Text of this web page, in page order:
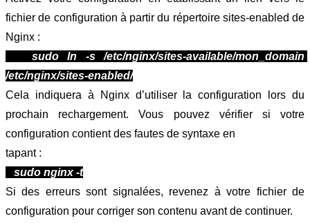
fichier de configuration à partir du répertoire sites-enabled de
Nginx :
sudo ln -s /etc/nginx/sites-available/mon_domain
/etc/nginx/sites-enabled/
Cela indiquera à Nginx d’utiliser la configuration lors du
prochain rechargement. Vous pouvez vérifier si votre
configuration contient des fautes de syntaxe en
tapant :
sudo nginx -t
Si des erreurs sont signalées, revenez à votre fichier de
configuration pour corriger son contenu avant de continuer.